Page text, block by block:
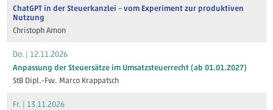
ChatGPT in der Steuerkanzlei – vom Experiment zur produktiven
Nutzung
Christoph Amon
Do. | 12.11.2026
Anpassung der Steuersätze im Umsatzsteuerrecht (ab 01.01.2027)
StB Dipl.-Fw. Marco Krappatsch
Fr. | 13.11.2026